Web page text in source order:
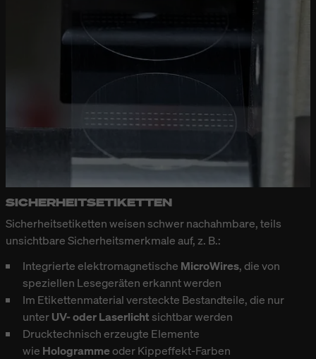
SICHERHEITSETIKETTEN
Sicherheitsetikettenweisen schwer nachahmbare, teils
unsichtbare Sicherheitsmerkmale auf, z. B.:
Integrierte elektromagnetische MicroWires, die von
speziellen Lesegeräten erkannt werden
Im Etikettenmaterial versteckte Bestandteile, die nur
unterUV- oder Laserlichtsichtbar werden
Drucktechnisch erzeugte Elemente
wie Hologrammeoder Kippeffekt-Farben